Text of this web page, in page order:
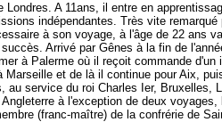
A 11ans, il entre en
indépendantes. Très vite
à son voyage, à l'âge de 22 ans
Arrivé par Gênes à la fin de
à Palerme où il reçoit commande d'un
et de là il continue pour Aix,
service du roi Charles Ier, Bruxelles,
à l'exception de deux voyages,
(franc-maître) de la confrérie de